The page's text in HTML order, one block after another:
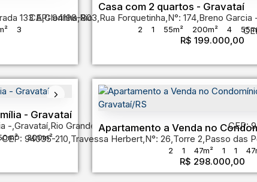
133 A,Glorinha,Rio Grande do Sul,Brasil
3
Casa com 2 quartos - Gravataí
R$ 199.000,00
CEP: 94198-803,Rua Forquetinha,N°: 174,Breno Garcia
2 1 55m² 200m² 4
- Gravataí
,Gravataí,Rio Grande do Sul,Brasil
300m²
Apartamento a Venda no
Cittá Gravataí/RS
R$ 298.000,00
CEP: 94035-210,Travessa Herbert,N°: 26,Torre 2,Passo das
2 1 47m² 1 1
CEP: